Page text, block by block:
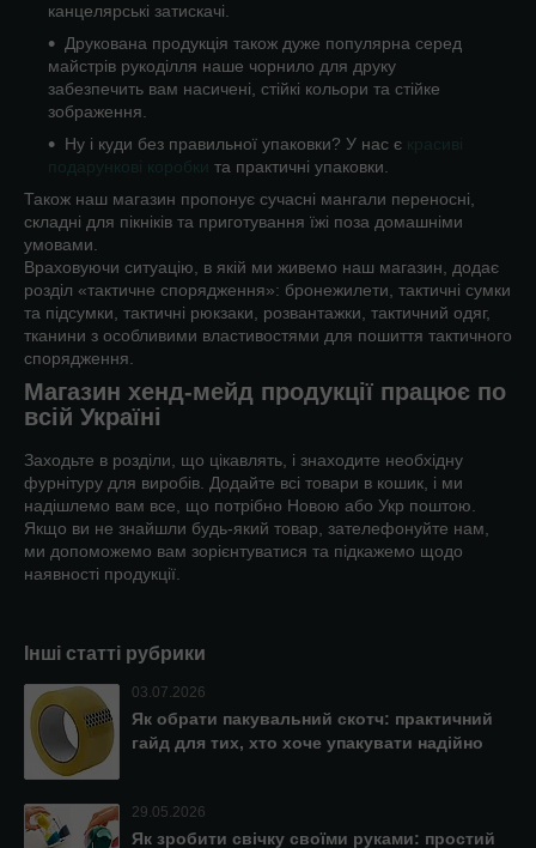
канцелярські затискачі.
Друкована продукція також дуже популярна серед
майстрів рукоділля наше чорнило для друку
забезпечить вам насичені, стійкі кольори та стійке
зображення.
Ну і куди без правильної упаковки? У нас є
та практичні упаковки.
Також наш магазин пропонує сучасні мангали переносні,
складні для пікніків та приготування їжі поза домашніми
умовами.
Враховуючи ситуацію, в якій ми живемо наш магазин, додає
розділ «тактичне спорядження»: бронежилети, тактичні сумки
та підсумки, тактичні рюкзаки, розвантажки, тактичний одяг,
тканини з особливими властивостями для пошиття тактичного
спорядження.
Магазин хенд-мейд продукції працює по
всій Україні
Заходьте в розділи, що цікавлять, і знаходите необхідну
фурнітуру для виробів. Додайте всі товари в кошик, і ми
надішлемо вам все, що потрібно Новою або Укр поштою.
Якщо ви не знайшли будь-який товар, зателефонуйте нам,
ми допоможемо вам зорієнтуватися та підкажемо щодо
наявності продукції.
Інші статті рубрики
03.07.2026
Як обрати пакувальний скотч: практичний
гайд для тих, хто хоче упакувати надійно
29.05.2026
Як зробити свічку своїми руками: простий